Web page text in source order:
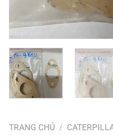
TRANG CHỦ /